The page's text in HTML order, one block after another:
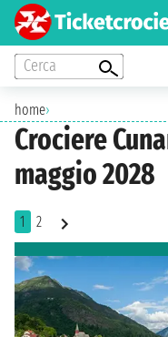
Cerca
home›
Crociere
maggio 2028
1 2